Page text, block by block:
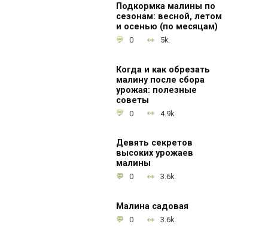
Подкормка малины по
сезонам: весной, летом
и осенью (по месяцам)
0 5k.
Когда и как обрезать
малину после сбора
урожая: полезные
советы
0 4.9k.
Девять секретов
высоких урожаев
малины
0 3.6k.
Малина садовая
0 3.6k.